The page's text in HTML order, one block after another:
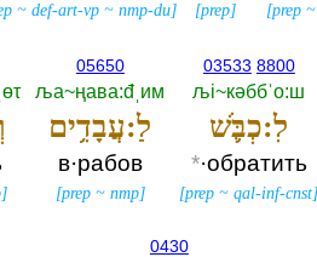
[prep~
[prep]
~def-art-vp ~nmp-du]
03533 8800
љi~кәббˈо:ш
לִ:כְבֹּ֛שׁ
*·обратить
[prep ~qal-inf-cnst]
05650
ља~ңава:đˌим
לַ:עֲבָדִ֥ים
в·рабов
[prep~ nmp]
]
0430